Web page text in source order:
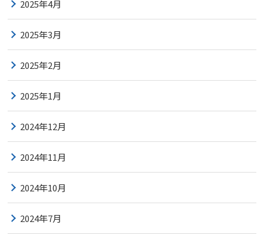
2025年4月
2025年3月
2025年2月
2025年1月
2024年12月
2024年11月
2024年10月
2024年7月